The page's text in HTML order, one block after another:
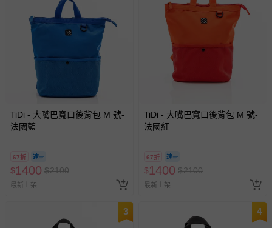
TiDi - 大嘴巴寬口後背包 M 號-
法國藍
67折
$1400 $2100
最新上架
TiDi - 大嘴巴寬口後背包 M 號-
法國紅
67折
$1400 $2100
最新上架
3 4